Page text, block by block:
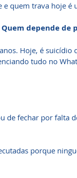
e quem trava hoje é
depende
Hoje, é suicídio
tudo no
de fechar por falta
porque